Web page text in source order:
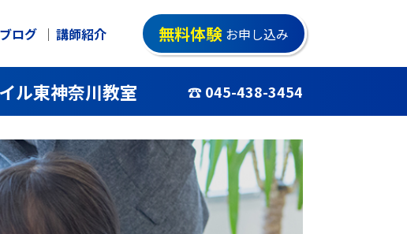
ブログ 講師紹介 無料体験 お申し込み
ル東神奈川教室 ☎ 045-438-3454